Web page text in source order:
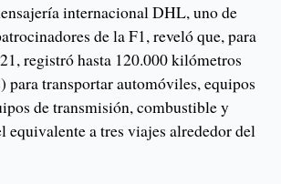
internacional DHL, uno de
de la F1, reveló que, para
registró hasta 120.000 kilómetros
para transportar automóviles, equipos
de transmisión, combustible y
equivalente a tres viajes alrededor del